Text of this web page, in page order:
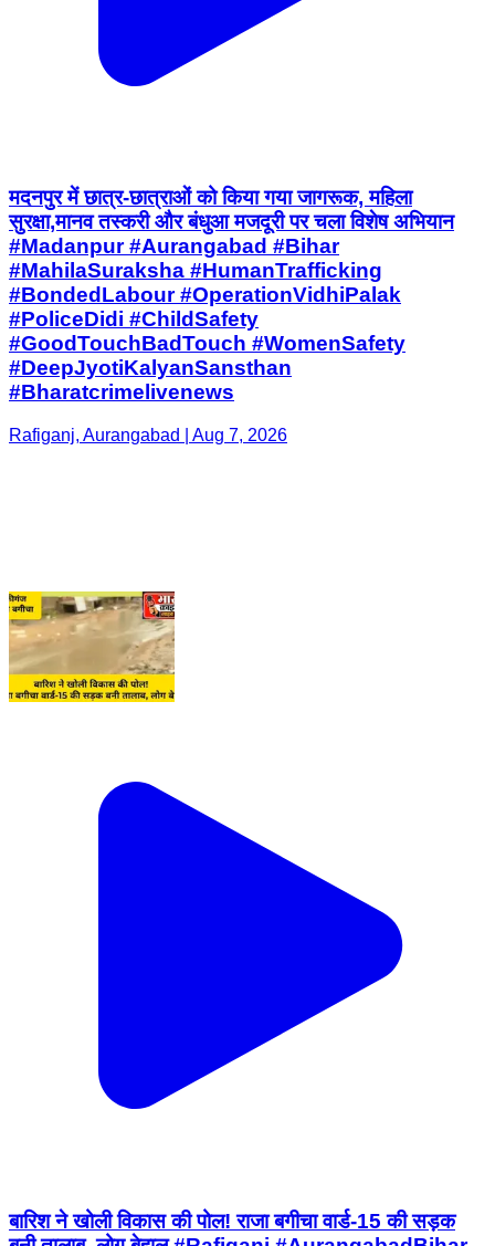
मदनपुर में छात्र-छात्राओं को किया गया जागरूक, महिला
सुरक्षा,मानव तस्करी और बंधुआ मजदूरी पर चला विशेष अभियान
#Madanpur #Aurangabad #Bihar
#MahilaSuraksha #HumanTrafficking
#BondedLabour #OperationVidhiPalak
#PoliceDidi #ChildSafety
#GoodTouchBadTouch #WomenSafety
#DeepJyotiKalyanSansthan
#Bharatcrimelivenews
Rafiganj, Aurangabad | Aug 7, 2026
बारिश ने खोली विकास की पोल! राजा बगीचा वार्ड-15 की सड़क
बनी तालाब, लोग बेहाल #Rafiganj #AurangabadBihar
#GroundReport #LocalNews #नगर_पंचायत
#जलजमाव #रफीगंज #औरंगाबाद #बिहार